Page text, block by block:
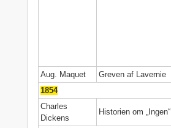
Aug. Maquet Greven af Lavernie
1854
Charles
Dickens
Historien om „Ingen“